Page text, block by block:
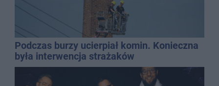
Podczas burzy ucierpiał komin. Konieczna
była interwencja strażaków